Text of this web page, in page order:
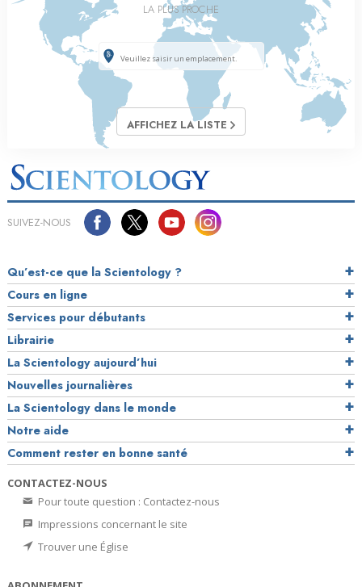
LA PLUS PROCHE
AFFICHEZ LA LISTE
SUIVEZ-NOUS
Qu’est-ce que la Scientology ?
Cours en ligne
Services pour débutants
Librairie
La Scientology aujourd’hui
Nouvelles journalières
La Scientology dans le monde
Notre aide
Comment rester en bonne santé
CONTACTEZ-NOUS
Pour toute question : Contactez-nous
Impressions concernant le site
Trouver une Église